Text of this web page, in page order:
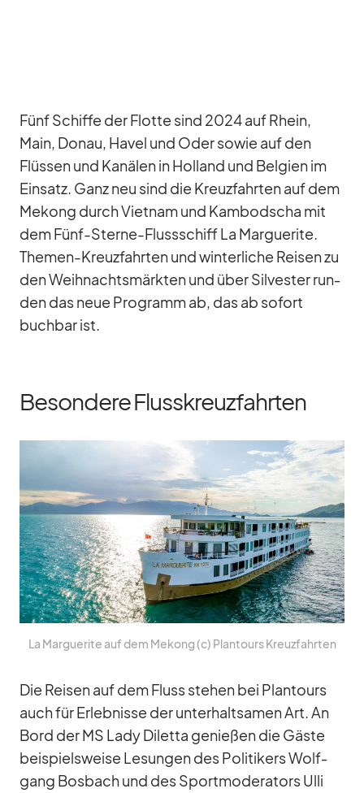
Fünf Schiffe der Flotte sind 2024 auf Rhein,
Main, Do­nau, Ha­vel und Oder so­wie auf den
Flüs­sen und Ka­nä­len in Hol­land und Bel­gien im
Ein­satz. Ganz neu sind die Kreuz­fahr­ten auf dem
Me­kong durch Viet­nam und Kam­bo­dscha mit
dem Fünf-Sterne-Fluss­schiff La Mar­gue­rite.
The­men-Kreuz­fahr­ten und win­ter­li­che Rei­sen zu
den Weih­nachts­märk­ten und über Sil­ves­ter run­
den das neue Pro­gramm ab, das ab so­fort
buch­bar ist.
Besondere Flusskreuzfahrten
La Mar­gue­rite auf dem Me­kong (c) Plan­tours Kreuz­fahr­ten
Die Rei­sen auf dem Fluss ste­hen bei Plan­tours
auch für Er­leb­nisse der un­ter­halt­sa­men Art. An
Bord der MS Lady Di­letta ge­nie­ßen die Gäste
bei­spiels­weise Le­sun­gen des Po­li­ti­kers Wolf­
gang Bos­bach und des Sport­mo­de­ra­tors Ulli